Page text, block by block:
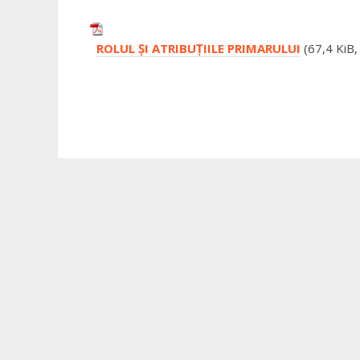
ROLUL ŞI ATRIBUŢIILE PRIMARULUI (67,4